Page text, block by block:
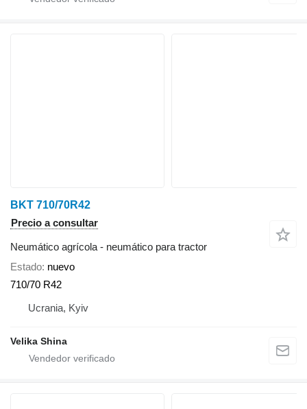
BKT 710/70R42
Precio a consultar
Neumático agrícola - neumático para tractor
Estado nuevo
710/70 R42
Ucrania, Kyiv
Velika Shina